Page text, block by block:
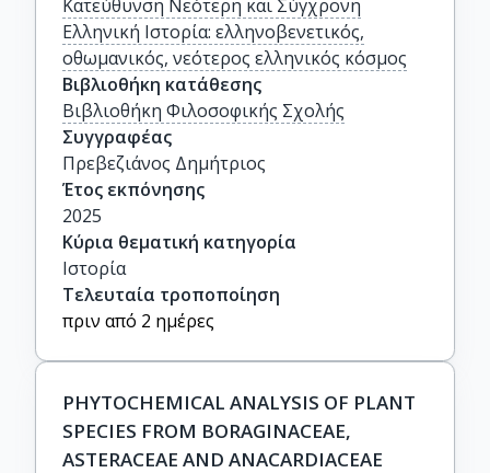
Κατεύθυνση Νεότερη και Σύγχρονη
Ελληνική Ιστορία: ελληνοβενετικός,
οθωμανικός, νεότερος ελληνικός κόσμος
Βιβλιοθήκη κατάθεσης
Βιβλιοθήκη Φιλοσοφικής Σχολής
Συγγραφέας
Πρεβεζιάνος Δημήτριος
Έτος εκπόνησης
2025
Κύρια θεματική κατηγορία
Ιστορία
Τελευταία τροποποίηση
πριν από 2 ημέρες
PHYTOCHEMICAL ANALYSIS OF PLANT
SPECIES FROM BORAGINACEAE,
ASTERACEAE AND ANACARDIACEAE